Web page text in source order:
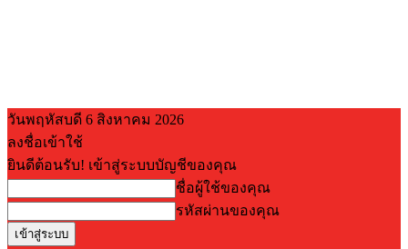
วันพฤหัสบดี 6 สิงหาคม 2026
ลงชื่อเข้าใช้
ยินดีต้อนรับ! เข้าสู่ระบบบัญชีของคุณ
ชื่อผู้ใช้ของคุณ
รหัสผ่านของคุณ